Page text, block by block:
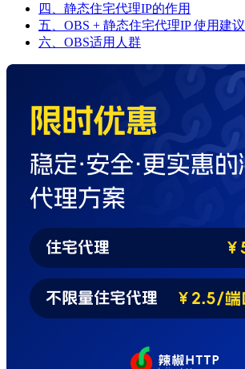
四、静态住宅代理IP的作用
五、OBS + 静态住宅代理IP 使用建议
六、OBS适用人群